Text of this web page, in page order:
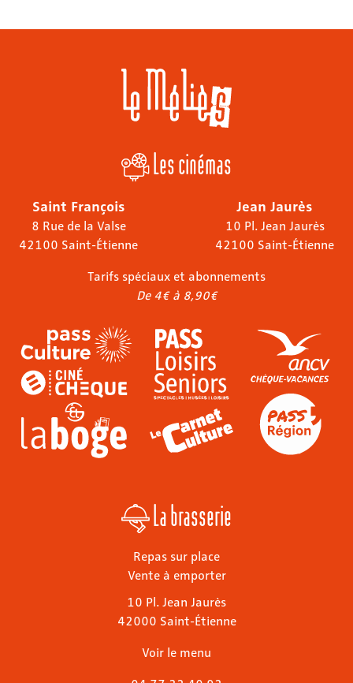
Les cinémas
Saint François
8 Rue de la Valse
42100 Saint-Étienne
Jean Jaurès
10 Pl. Jean Jaurès
42100 Saint-Étienne
Tarifs spéciaux et abonnements
De 4€ à 8,90€
La brasserie
Repas sur place
Vente à emporter
10 Pl. Jean Jaurès
42000 Saint-Étienne
Voir le menu